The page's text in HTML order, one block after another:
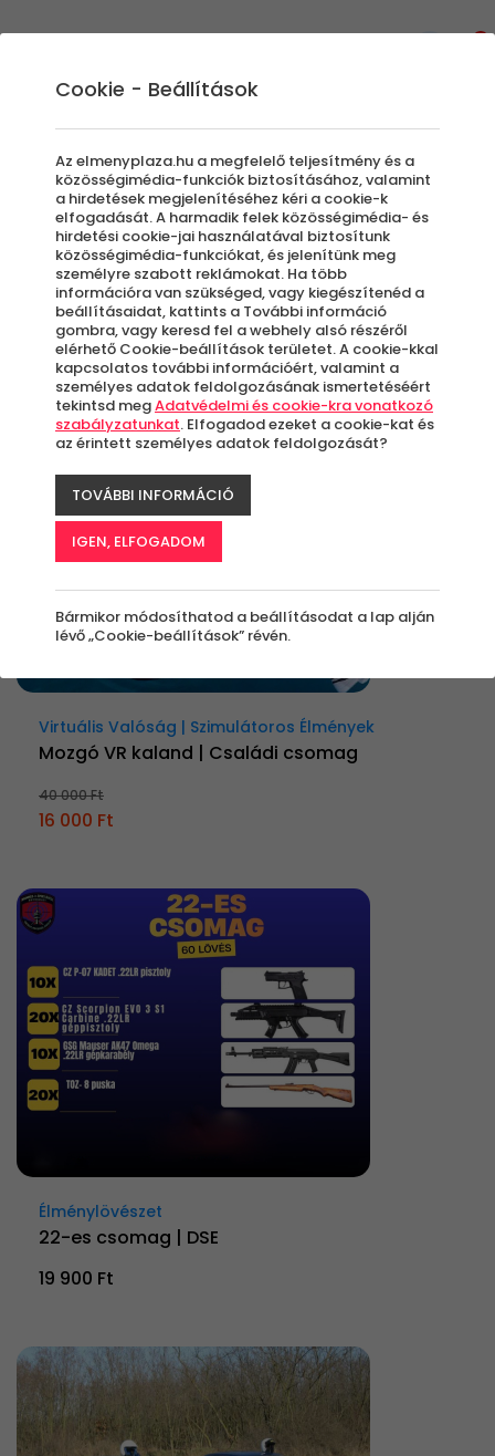
404 - A keresett oldal nem
található!
A keresett oldal sajnos nem található!
Kérlek, tekintsd meg kiemelt
ajánlatainkat!
-60%
Virtuális Valóság | Szimulátoros Élmények
Mozgó VR kaland | Családi csomag
40 000 Ft
16 000 Ft
Élménylövészet
22-es csomag | DSE
19 900 Ft
Cookie - Beállítások
Az elmenyplaza.hu a megfelelő teljesítmény és a
közösségimédia-funkciók biztosításához, valamint
a hirdetések megjelenítéséhez kéri a cookie-k
elfogadását. A harmadik felek közösségimédia- és
hirdetési cookie-jai használatával biztosítunk
közösségimédia-funkciókat, és jelenítünk meg
személyre szabott reklámokat. Ha több
információra van szükséged, vagy kiegészítenéd a
beállításaidat, kattints a További információ
gombra, vagy keresd fel a webhely alsó részéről
elérhető Cookie-beállítások területet. A cookie-kkal
kapcsolatos további információért, valamint a
személyes adatok feldolgozásának ismertetéséért
tekintsd megAdatvédelmi és cookie-kra vonatkozó
szabályzatunkat. Elfogadod ezeket a cookie-kat és
az érintett személyes adatok feldolgozását?
TOVÁBBI INFORMÁCIÓ
IGEN, ELFOGADOM
Bármikor módosíthatod a beállításodat a lap alján
lévő „Cookie-beállítások” révén.